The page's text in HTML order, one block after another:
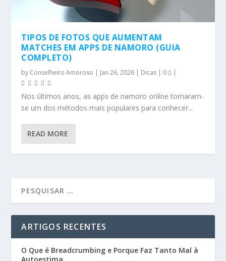
TIPOS DE FOTOS QUE AUMENTAM
MATCHES EM APPS DE NAMORO (GUIA
COMPLETO)
by Conselheiro Amoroso | Jan 26, 2026 | Dicas | 0 |
Nos últimos anos, as apps de namoro online tornaram-
se um dos métodos mais populares para conhecer...
READ MORE
ARTIGOS RECENTES
O Que é Breadcrumbing e Porque Faz Tanto Mal à
Autoestima